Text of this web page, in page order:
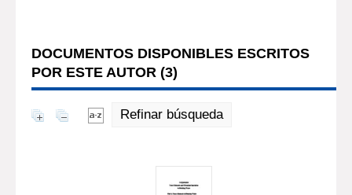
DOCUMENTOS DISPONIBLES ESCRITOS
POR ESTE AUTOR (3)
Refinar búsqueda